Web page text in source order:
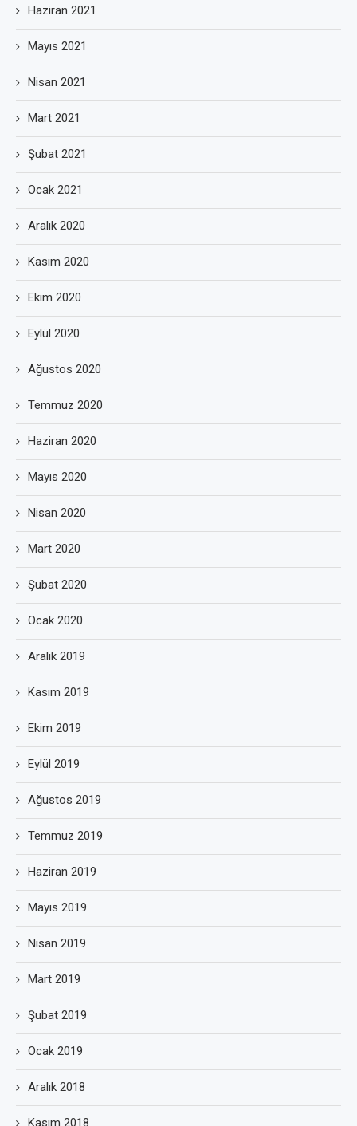
Haziran 2021
Mayıs 2021
Nisan 2021
Mart 2021
Şubat 2021
Ocak 2021
Aralık 2020
Kasım 2020
Ekim 2020
Eylül 2020
Ağustos 2020
Temmuz 2020
Haziran 2020
Mayıs 2020
Nisan 2020
Mart 2020
Şubat 2020
Ocak 2020
Aralık 2019
Kasım 2019
Ekim 2019
Eylül 2019
Ağustos 2019
Temmuz 2019
Haziran 2019
Mayıs 2019
Nisan 2019
Mart 2019
Şubat 2019
Ocak 2019
Aralık 2018
Kasım 2018